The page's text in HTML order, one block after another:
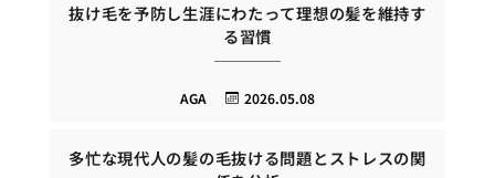
抜け毛を予防し生涯にわたって理想の髪を維持す
る習慣
2026.05.08
AGA
多忙な現代人の髪の毛抜ける問題とストレスの関